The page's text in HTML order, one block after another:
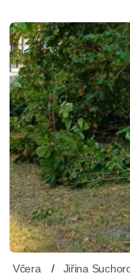
Včera Jiřina